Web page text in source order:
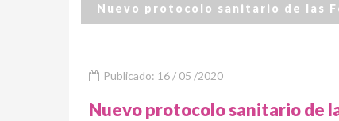
Nuevo protocolo sanitario de las
Publicado: 16 / 05 /2020
Nuevo protocolo sanitario de